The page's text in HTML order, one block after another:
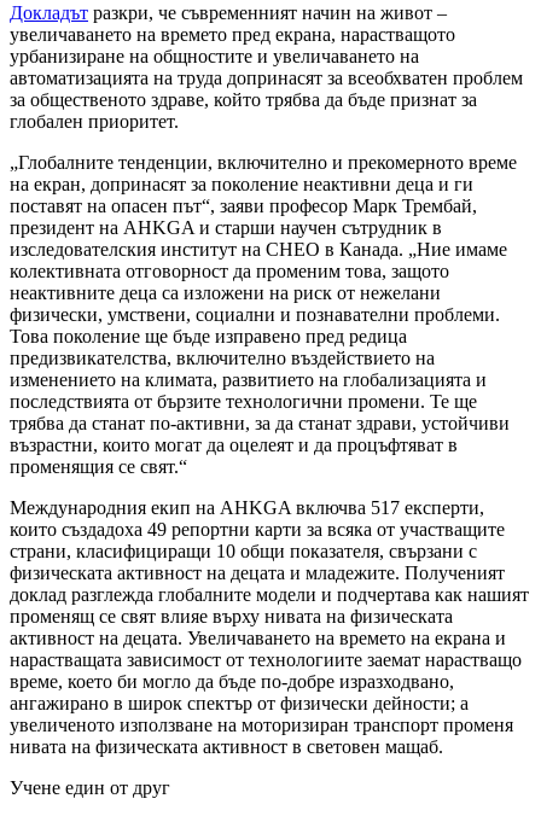
Докладът разкри, че съвременният начин на живот –
увеличаването на времето пред екрана, нарастващото
урбанизиране на общностите и увеличаването на
автоматизацията на труда допринасят за всеобхватен проблем
за общественото здраве, който трябва да бъде признат за
глобален приоритет.
„Глобалните тенденции, включително и прекомерното време
на екран, допринасят за поколение неактивни деца и ги
поставят на опасен път“, заяви професор Марк Трембай,
президент на AHKGA и старши научен сътрудник в
изследователския институт на CHEO в Канада. „Ние имаме
колективната отговорност да променим това, защото
неактивните деца са изложени на риск от нежелани
физически, умствени, социални и познавателни проблеми.
Това поколение ще бъде изправено пред редица
предизвикателства, включително въздействието на
изменението на климата, развитието на глобализацията и
последствията от бързите технологични промени. Те ще
трябва да станат по-активни, за да станат здрави, устойчиви
възрастни, които могат да оцелеят и да процъфтяват в
променящия се свят.“
Международния екип на AHKGA включва 517 експерти,
които създадоха 49 репортни карти за всяка от участващите
страни, класифициращи 10 общи показателя, свързани с
физическата активност на децата и младежите. Полученият
доклад разглежда глобалните модели и подчертава как нашият
променящ се свят влияе върху нивата на физическата
активност на децата. Увеличаването на времето на екрана и
нарастващата зависимост от технологиите заемат нарастващо
време, което би могло да бъде по-добре изразходвано,
ангажирано в широк спектър от физически дейности; а
увеличеното използване на моторизиран транспорт променя
нивата на физическата активност в световен мащаб.
Учене един от друг